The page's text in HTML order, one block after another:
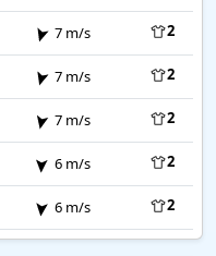
7 m/s 2
7 m/s 2
7 m/s 2
6 m/s 2
6 m/s 2